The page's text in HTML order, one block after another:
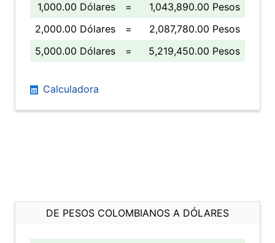
1,000.00 Dólares
=
1,043,890.00 Pesos
2,000.00 Dólares
=
2,087,780.00 Pesos
5,000.00 Dólares
= 5,219,450.00 Pesos
Calculadora
DE PESOS COLOMBIANOS A DÓLARES